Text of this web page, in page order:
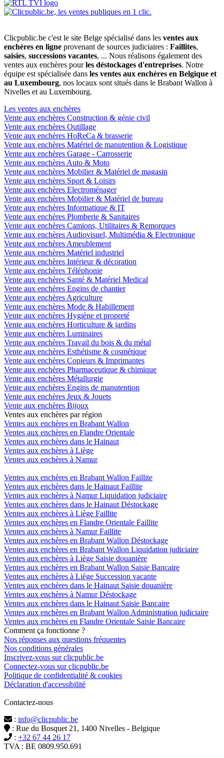
Clicpublic.be c'est le site Belge spécialisé dans les ventes aux
enchères en ligne provenant de sources judiciaires : Faillites,
saisies, successions vacantes, ... Nous réalisons également des
ventes aux enchères pourles déstockages d'entreprises. Notre
équipe est spécialisée dans les ventes aux enchères en Belgique et
au Luxembourg, nos locaux sont situés dans le Brabant Wallon à
Nivelles et au Luxembourg.
Les ventes aux enchères
Vente aux enchères Construction & génie civil
Vente aux enchères Outillage
Vente aux enchères HoReCa & brasserie
Vente aux enchères Matériel de manutention & Logistique
Vente aux enchères Garage - Carrosserie
Vente aux enchères Auto & Moto
Vente aux enchères Mobilier & Matériel de magasin
Vente aux enchères Sport & Loisirs
Vente aux enchères Electroménager
Vente aux enchères Mobilier & Matériel de bureau
Vente aux enchères Informatique & IT
Vente aux enchères Plomberie & Sanitaires
Vente aux enchères Camions, Utilitaires & Remorques
Vente aux enchères Audiovisuel, Multimédia & Electronique
Vente aux enchères Ameublement
Vente aux enchères Matériel industriel
Vente aux enchères Intérieur & décoration
Vente aux enchères Téléphonie
Vente aux enchères Santé & Matériel Medical
Vente aux enchères Engins de chantier
Vente aux enchères Agriculture
Vente aux enchères Mode & Habillement
Vente aux enchères Hygiène et propreté
Vente aux enchères Horticulture & jardins
Vente aux enchères Luminaires
Vente aux enchères Travail du bois & du métal
Vente aux enchères Esthétisme & cosmétique
Vente aux enchères Copieurs & Imprimantes
Vente aux enchères Pharmaceutique & chimique
Vente aux enchères Métallurgie
Vente aux enchères Engins de manutention
Vente aux enchères Jeux & Jouets
Vente aux enchères Bijoux
Ventes aux enchères par région
Ventes aux enchères en Brabant Wallon
Ventes aux enchères en Flandre Orientale
Ventes aux enchères dans le Hainaut
Ventes aux enchères à Liège
Ventes aux enchères à Namur
Ventes aux enchères en Brabant Wallon Faillite
Ventes aux enchères dans le Hainaut Faillite
Ventes aux enchères à Namur Liquidation judiciaire
Ventes aux enchères dans le Hainaut Déstockage
Ventes aux enchères à Liège Faillite
Ventes aux enchères en Flandre Orientale Faillite
Ventes aux enchères à Namur Faillite
Ventes aux enchères en Brabant Wallon Déstockage
Ventes aux enchères en Brabant Wallon Liquidation judiciaire
Ventes aux enchères à Liège Saisie douanière
Ventes aux enchères en Brabant Wallon Saisie Bancaire
Ventes aux enchères à Liège Succession vacante
Ventes aux enchères dans le Hainaut Saisie douanière
Ventes aux enchères à Namur Déstockage
Ventes aux enchères dans le Hainaut Saisie Bancaire
Ventes aux enchères en Brabant Wallon Administration judiciaire
Ventes aux enchères en Flandre Orientale Saisie Bancaire
Comment ça fonctionne ?
Nos réponses aux questions fréquentes
Nos conditions générales
Inscrivez-vous sur clicpublic.be
Connectez-vous sur clicpublic.be
Politique de confidentialité & cookies
Déclaration d'accessibilité
Contactez-nous
: info@clicpublic.be
: Rue du Bosquet 21, 1400 Nivelles - Belgique
: +32 67 44 26 17
TVA : BE 0809.950.691